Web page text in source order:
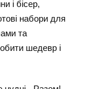
і бісер,
набори для
та
шедевр і